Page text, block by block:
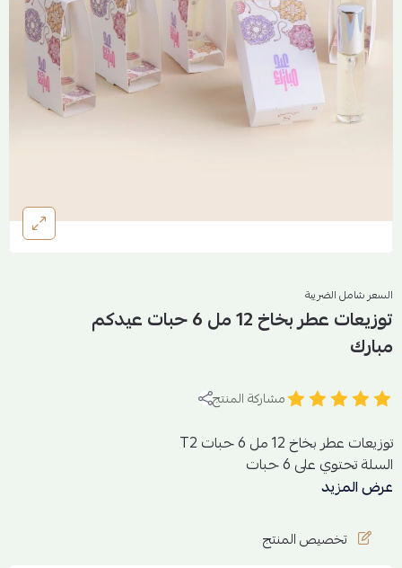
السعر شامل الضريبة
توزيعات عطر بخاخ 12 مل 6 حبات عيدكم
مبارك
مشاركة المنتج
توزيعات عطر بخاخ 12 مل 6 حبات T2
السلة تحتوي على 6 حبات
التركيبة الهرمية
القمة / فلفل وردي - زهر البرتقال - البودر
عرض المزيد
تخصيص المنتج